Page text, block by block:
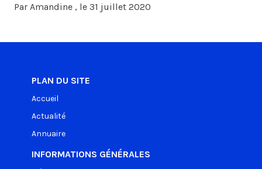
Par Amandine , le 31 juillet 2020
PLAN DU SITE
Accueil
Actualité
Annuaire
INFORMATIONS GÉNÉRALES